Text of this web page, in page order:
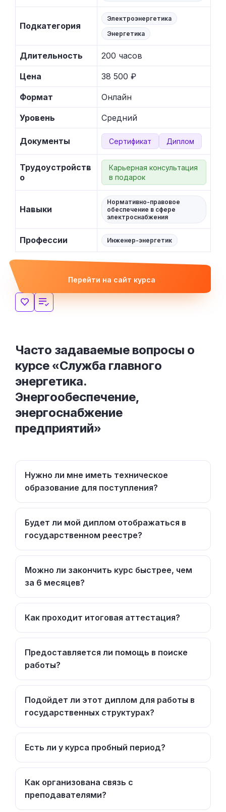
Подкатегория
Электроэнергетика
Энергетика
Длительность 200 часов
Цена 38 500 ₽
Формат Онлайн
Уровень Средний
Документы Сертификат Диплом
Трудоустройств
о
Карьерная консультация
в подарок
Навыки
Нормативно-правовое
обеспечение в сфере
электроснабжения
Профессии Инженер-энергетик
Перейти на сайт курса
Часто задаваемые вопросы о
курсе «Служба главного
энергетика.
Энергообеспечение,
энергоснабжение
предприятий»
Нужно ли мне иметь техническое
образование для поступления?
Будет ли мой диплом отображаться в
государственном реестре?
Можно ли закончить курс быстрее, чем
за 6 месяцев?
Как проходит итоговая аттестация?
Предоставляется ли помощь в поиске
работы?
Подойдет ли этот диплом для работы в
государственных структурах?
Есть ли у курса пробный период?
Как организована связь с
преподавателями?